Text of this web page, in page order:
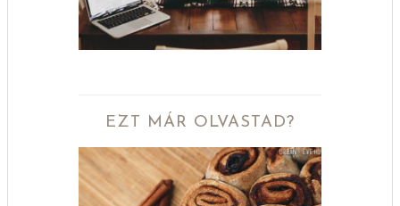
EZT MÁR OLVASTAD?